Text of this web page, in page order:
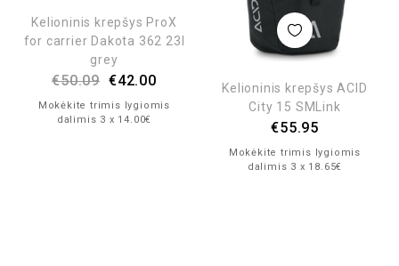
Kelioninis krepšys ProX
for carrier Dakota 362 23l
grey
€50.09 €42.00
Mokėkite trimis lygiomis
dalimis 3 x 14.00€
Kelioninis krepšys ACID
City 15 SMLink
€55.95
Mokėkite trimis lygiomis
dalimis 3 x 18.65€